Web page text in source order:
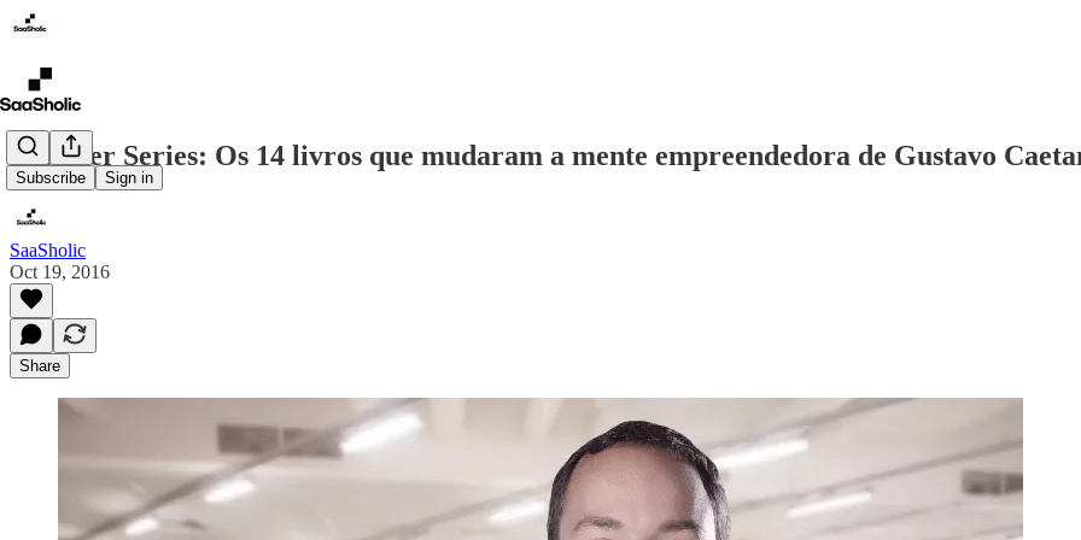
Subscribe Sign in
Founder Series: Os 14 livros que mudaram a mente empreendedora de Gustavo
SaaSholic
Oct 19, 2016
Share